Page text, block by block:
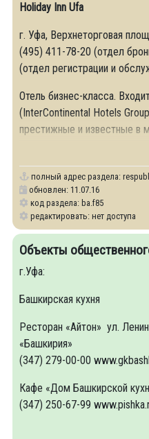
Holiday Inn Ufa
г. Уфа, Верхнеторговая
(495) 411-78-20 (отдел
(отдел регистрации и
Отель бизнес-класса.
(InterContinental Hotels
престижные и известные в
полный адрес раздела:
обновлен: 11.07.16
код раздела: ba.f85
редактировать: нет доступа
Объекты
г.Уфа:
Башкирская кухня
Ресторан «Айтон» ул.
«Башкирия»
(347) 279-00-00
Кафе «Дом Башкирской
(347) 250-67-99